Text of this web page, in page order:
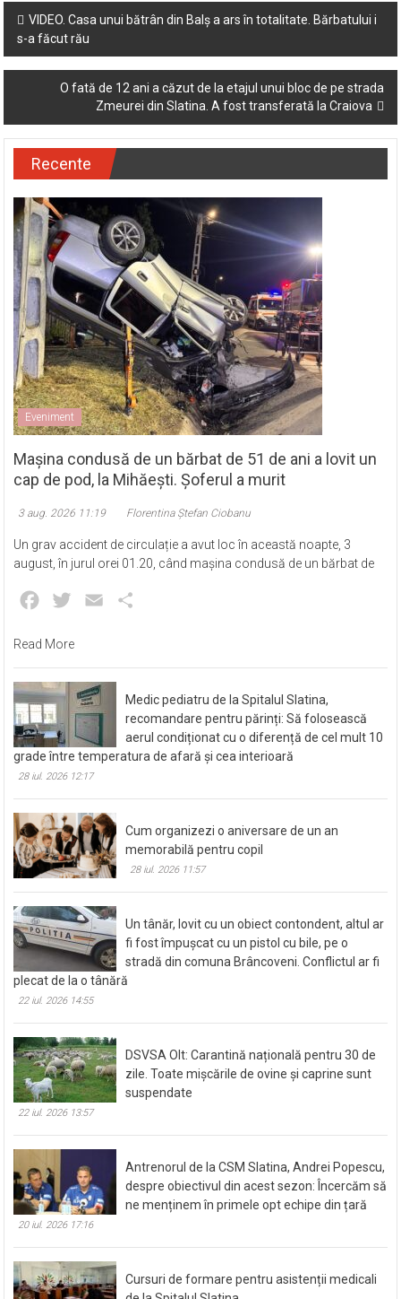
Post
navigation
VIDEO. Casa unui bătrân din Balș a ars în totalitate. Bărbatului i
s-a făcut rău
O fată de 12 ani a căzut de la etajul unui bloc de pe strada
Zmeurei din Slatina. A fost transferată la Craiova
Recente
Eveniment
Mașina condusă de un bărbat de 51 de ani a lovit un
cap de pod, la Mihăești. Șoferul a murit
3 aug. 2026 11:19 Florentina Ștefan Ciobanu
Un grav accident de circulație a avut loc în această noapte, 3
august, în jurul orei 01.20, când mașina condusă de un bărbat de
Facebook
Twitter Email
Read More
Medic pediatru de la Spitalul Slatina,
recomandare pentru părinți: Să folosească
aerul condiționat cu o diferență de cel mult 10
grade între temperatura de afară și cea interioară
28 iul. 2026 12:17
Cum organizezi o aniversare de un an
memorabilă pentru copil
28 iul. 2026 11:57
Un tânăr, lovit cu un obiect contondent, altul ar
fi fost împușcat cu un pistol cu bile, pe o
stradă din comuna Brâncoveni. Conflictul ar fi
plecat de la o tânără
22 iul. 2026 14:55
DSVSA Olt: Carantină națională pentru 30 de
zile. Toate mișcările de ovine și caprine sunt
suspendate
22 iul. 2026 13:57
Antrenorul de la CSM Slatina, Andrei Popescu,
despre obiectivul din acest sezon: Încercăm să
ne menținem în primele opt echipe din țară
20 iul. 2026 17:16
Cursuri de formare pentru asistenții medicali